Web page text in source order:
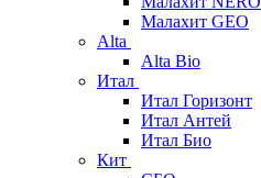
Малахит GEO
Alta
Alta Bio
Итал
Итал Горизонт
Итал Антей
Итал Био
Кит